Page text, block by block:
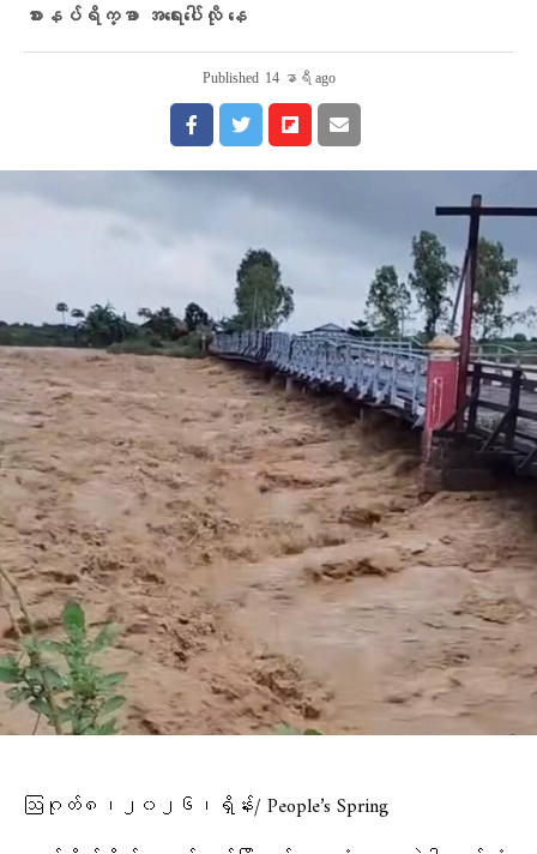
စားနပ်ရိက္ခာ အရေးပေါ်လို နေ
Published 14 နာရီ ago
ဩဂုတ်၈၊၂၀၂၆၊ရှိန်း/ People’s Spring